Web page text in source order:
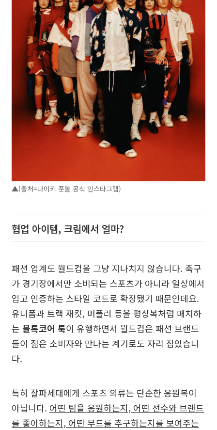
▲(출처=나이키 풋볼 공식 인스타그램)
협업 아이템, 크림에서 얼마?
패션 업계도 월드컵을 그냥 지나치지 않습니다. 축구
가 경기장에서만 소비되는 스포츠가 아니라 일상에서
입고 인증하는 스타일 코드로 확장됐기 때문인데요.
유니폼과 트랙 재킷, 머플러 등을 평상복처럼 매치하
는 블록코어 룩이 유행하면서 월드컵은 패션 브랜드
들이 젊은 소비자와 만나는 계기로도 자리 잡았습니
다.
특히 잘파세대에게 스포츠 의류는 단순한 응원복이
아닙니다. 어떤 팀을 응원하는지, 어떤 선수와 브랜드
를 좋아하는지, 어떤 무드를 추구하는지를 보여주는